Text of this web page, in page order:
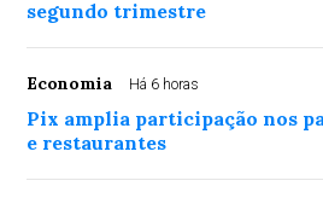
segundo trimestre
Economia Há 6 horas
Pix amplia participação nos
e restaurantes